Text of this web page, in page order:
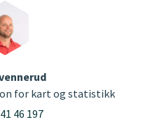
for kart og statistikk
46 197